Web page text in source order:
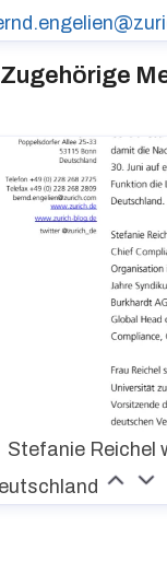
Zugehörige
Stefanie Reichel